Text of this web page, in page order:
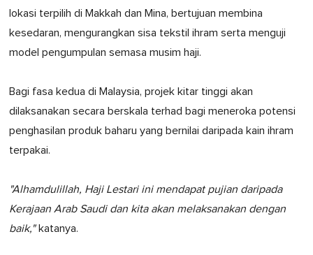
lokasi terpilih di Makkah dan Mina, bertujuan membina
kesedaran, mengurangkan sisa tekstil ihram serta menguji
model pengumpulan semasa musim haji.
Bagi fasa kedua di Malaysia, projek kitar tinggi akan
dilaksanakan secara berskala terhad bagi meneroka potensi
penghasilan produk baharu yang bernilai daripada kain ihram
terpakai.
"Alhamdulillah, Haji Lestari ini mendapat pujian daripada
Kerajaan Arab Saudi dan kita akan melaksanakan dengan
baik,"katanya.